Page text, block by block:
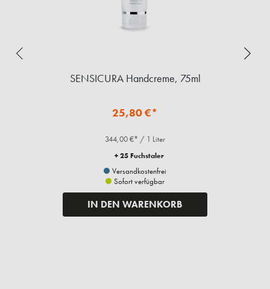
SENSICURA Handcreme, 75ml
25,80 €*
344,00 €* / 1 Liter
+ 25 Fuchstaler
Versandkostenfrei
Sofort verfügbar
IN DEN WARENKORB